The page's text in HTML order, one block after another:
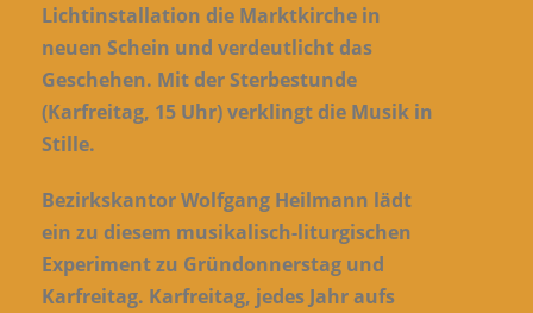
Lichtinstallation die Marktkirche in
neuen Schein und verdeutlicht das
Geschehen. Mit der Sterbestunde
(Karfreitag, 15 Uhr) verklingt die Musik in
Stille.
Bezirkskantor Wolfgang Heilmann lädt
ein zu diesem musikalisch-liturgischen
Experiment zu Gründonnerstag und
Karfreitag. Karfreitag, jedes Jahr aufs